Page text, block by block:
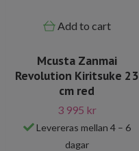
Add to cart
Mcusta Zanmai
Revolution Kiritsuke 23
cm red
3 995 kr
Levereras mellan 4 – 6
dagar